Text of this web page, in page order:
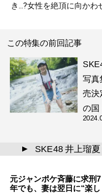
き...?女性を絶頂に向か
この特集の前回記事
写真
売
の国
▲ SKE48 井上瑠
元ジャンポケ斉藤に求刑7
年でも、妻は翌日に“楽し